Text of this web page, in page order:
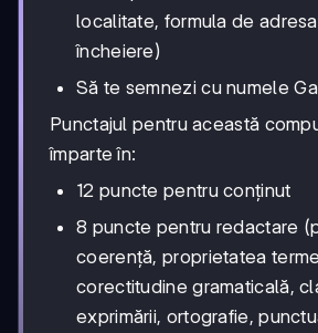
localitate, formula de
încheiere)
Să te semnezi cu numele
Punctajul pentru această
împarte în:
12 puncte pentru conținut
8 puncte pentru redactare
coerență, proprietatea
corectitudine gramaticală,
exprimării, ortografie,